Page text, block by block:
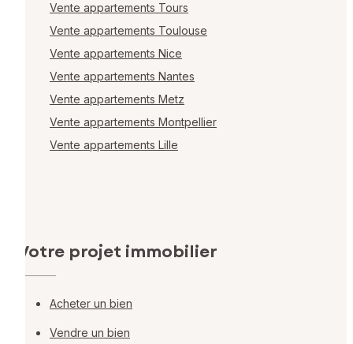
Vente appartements Tours
Vente appartements Toulouse
Vente appartements Nice
Vente appartements Nantes
Vente appartements Metz
Vente appartements Montpellier
Vente appartements Lille
Votre projet immobilier
Acheter un bien
Vendre un bien